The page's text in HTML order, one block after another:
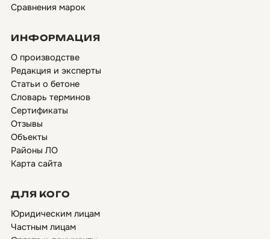
Сравнения марок
ИНФОРМАЦИЯ
О производстве
Редакция и эксперты
Статьи о бетоне
Словарь терминов
Сертификаты
Отзывы
Объекты
Районы ЛО
Карта сайта
ДЛЯ КОГО
Юридическим лицам
Частным лицам